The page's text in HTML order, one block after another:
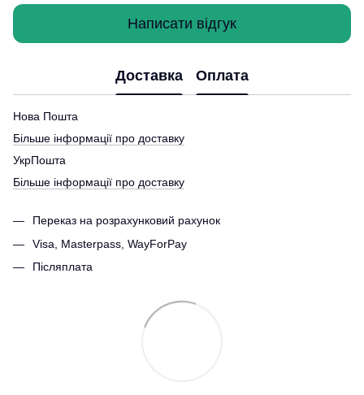
Написати відгук
Доставка Оплата
Нова Пошта
Більше інформації про доставку
УкрПошта
Більше інформації про доставку
Переказ на розрахунковий рахунок
Visa, Masterpass, WayForPay
Післяплата